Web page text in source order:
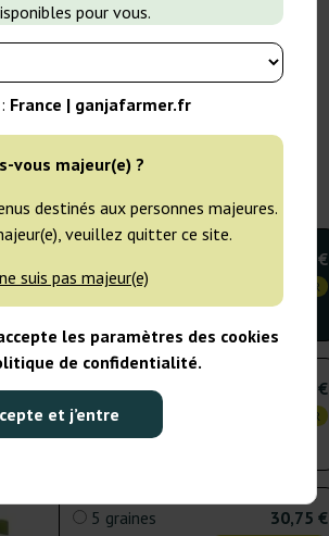
pour vous.
France | ganjafarmer.fr
vous majeur(e) ?
destinés aux personnes majeures.
veuillez quitter ce site.
suis pas majeur(e)
les paramètres des cookies
de confidentialité.
et j’entre
Éleveur:
Royal Queen Seeds
Emballage d'origine:
EXPÉD.
7,50 €
25% MOINS CHER
3 graines
EXPÉD.
AUJOURD’HUI
21,00 €
25% MOINS CHER
5 graines 30,75 €